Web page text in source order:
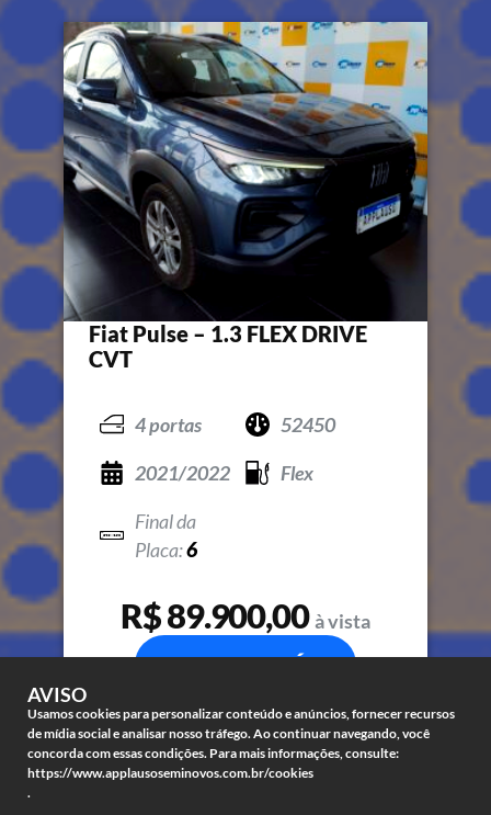
Fiat Pulse – 1.3 FLEX DRIVE
CVT
4 portas
52450
2021/2022
Flex
6
R$ 89.900,00à vista
COMPRE JÁ
AVISO
Usamos cookies para personalizar conteúdo e anúncios, fornecer recursos
de mídia social e analisar nosso tráfego. Ao continuar navegando, você
concorda com essas condições. Para mais informações, consulte:
https://www.applausoseminovos.com.br/cookies
.